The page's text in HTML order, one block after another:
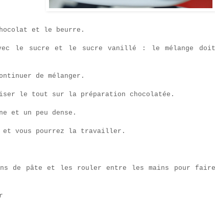
et le beurre.
le sucre et le sucre vanillé : le mélange doit
de mélanger.
le tout sur la préparation chocolatée.
et un peu dense.
et vous pourrez la travailler.
de pâte et les rouler entre les mains pour faire